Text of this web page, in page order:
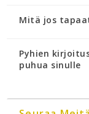
Mitä jos
Pyhien
puhua sinulle